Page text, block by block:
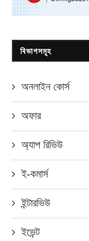
বিভাগসমূহ
অনলাইন কোর্স
অফার
অ্যাপ রিভিউ
ই-কমার্স
ইন্টারভিউ
ইভেন্ট